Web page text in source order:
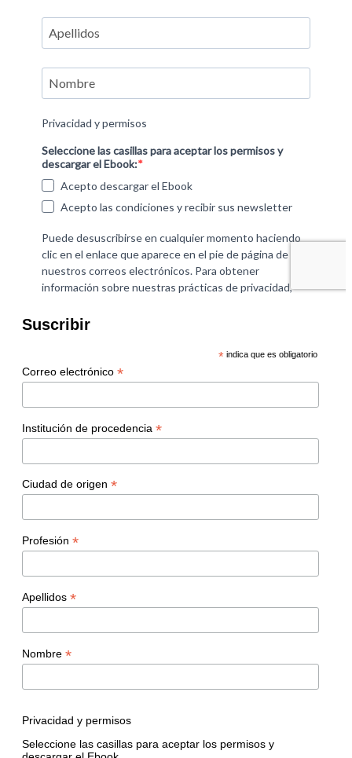
Suscribir
* indica que es obligatorio
Correo electrónico *
Institución de procedencia *
Ciudad de origen *
Profesión *
Apellidos *
Nombre *
Privacidad y permisos
Seleccione las casillas para aceptar los permisos y